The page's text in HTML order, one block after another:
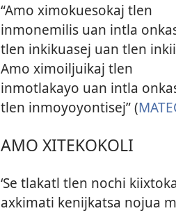
“Amo ximokuesokaj tlen
inmonemilis uan intla
tlen inkikuasej uan tlen
Amo ximoiljuikaj tlen
inmotlakayo uan intla
tlen inmoyoyontisej” (
AMO XITEKOKOLI
‘Se tlakatl tlen nochi
axkimati kenijkatsa nojua